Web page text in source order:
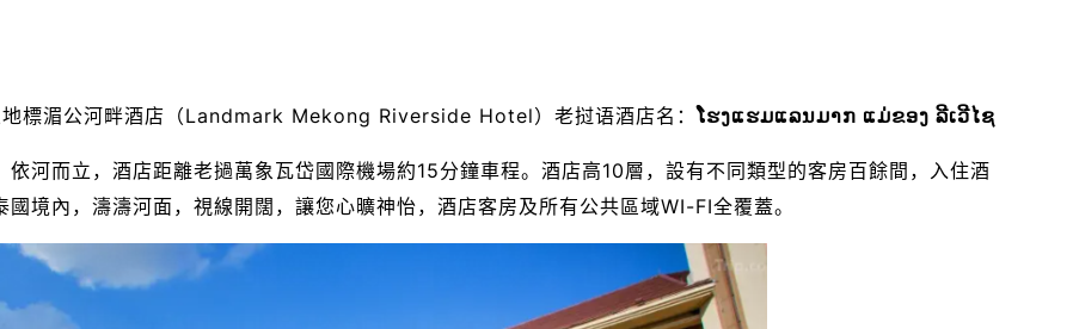
地標湄公河畔酒店（Landmark Mekong Riverside Hotel）老挝语酒店名：ໂຮງແຮມແລນມາກ ແມ່ຂອງ ລີເວີໄຊ
河而立，酒店距離老撾萬象瓦岱國際機場約15分鐘車程。酒店高10層，設有不同類型的客房百餘間，入住酒
境內，濤濤河面，視線開闊，讓您心曠神怡，酒店客房及所有公共區域WI-FI全覆蓋。